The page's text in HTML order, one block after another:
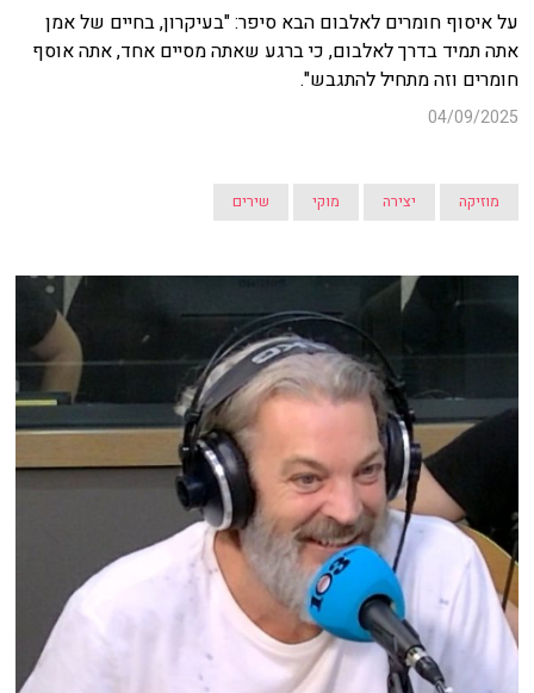
על איסוף חומרים לאלבום הבא סיפר: "בעיקרון, בחיים של אמן
אתה תמיד בדרך לאלבום, כי ברגע שאתה מסיים אחד, אתה אוסף
חומרים וזה מתחיל להתגבש".
04/09/2025
מוזיקה יצירה מוקי שירים